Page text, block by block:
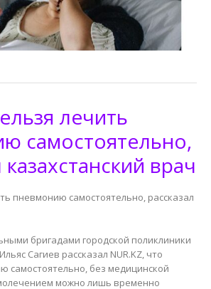
лечить
самостоятельно,
казахстанский врач
пневмонию самостоятельно, рассказал
бригадами городской поликлиники
Сагиев рассказал NUR.KZ, что
самостоятельно, без медицинской
можно лишь временно